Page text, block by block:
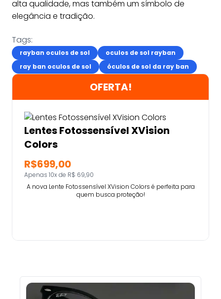
alta qualidade, mas também um símbolo de
elegância e tradição.
Tags:
rayban oculos de sol
oculos de sol rayban
ray ban oculos de sol
óculos de sol da ray ban
OFERTA!
Lentes Fotossensível XVision
Colors
R$699,00
Apenas 10x de R$ 69,90
A nova Lente Fotossensível XVision Colors é perfeita para
quem busca proteção!